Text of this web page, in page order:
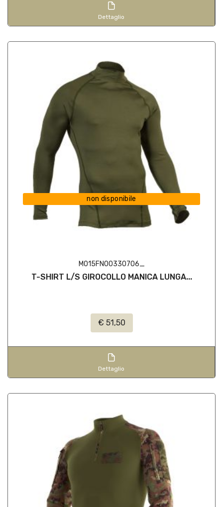
Dettaglio
non disponibile
M015FN00330706_
T-SHIRT L/S GIROCOLLO MANICA LUNGA...
€ 51,50
Dettaglio